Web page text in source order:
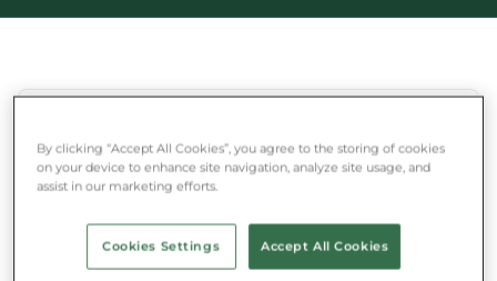
+36 1 234 4023
E-mail
By clicking “Accept All Cookies”, you agree to the storing of cookies
on your device to enhance site navigation, analyze site usage, and
assist in our marketing efforts.
Cookies Settings Accept All Cookies